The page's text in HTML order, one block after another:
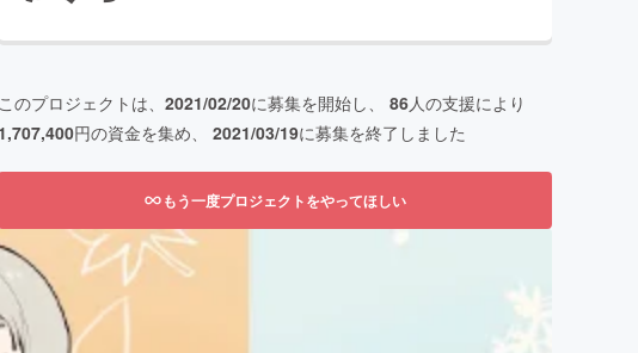
このプロジェクトは、 2021/02/20に募集を開始し、 86人の支援により
1,707,400円の資金を集め、 2021/03/19に募集を終了しました
もう一度プロジェクトをやってほしい